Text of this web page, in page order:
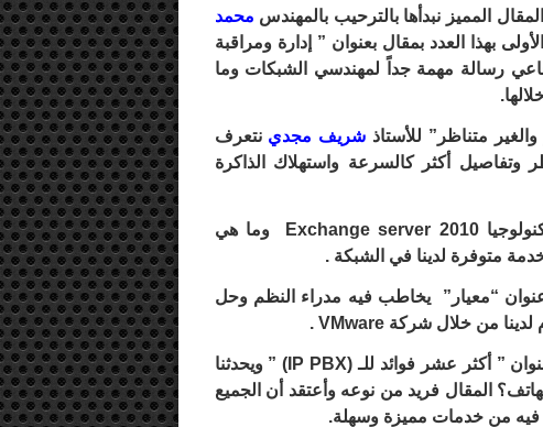
المميز نبدأها بالترحيب بالمهندس محمد
بهذا العدد بمقال بعنوان ” إدارة ومراقبة
رسالة مهمة جداً لمهندسي الشبكات وما
متناظر” للأستاذ شريف مجدي نتعرف
وتفاصيل أكثر كالسرعة واستهلاك الذاكرة
عن تكنولوجيا Exchange server 2010 وما هي
متوفرة لدينا في الشبكة .
“معيار” يخاطب فيه مدراء النظم وحل
شارك معنا بمقال بعنوان ” أكثر عشر فوائد للـ (IP PBX) ” ويحدثنا
المقال فريد من نوعه وأعتقد أن الجميع